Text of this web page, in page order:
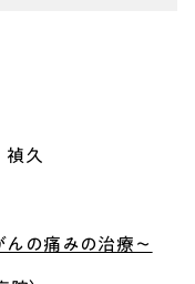
久
の痛みの治療～